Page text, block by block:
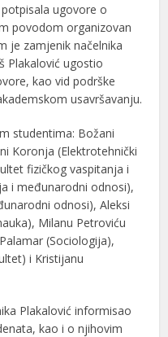
ugovore o
povodom organizovan
je zamjenik načelnika
Plakalović ugostio
kao vid podrške
usavršavanju.
studentima: Božani
Koronja (Elektrotehnički
fizičkog vaspitanja i
i međunarodni odnosi),
odnosi), Aleksi
Milanu Petroviću
(Sociologija),
i Kristijanu
Plakalović informisao
kao i o njihovim